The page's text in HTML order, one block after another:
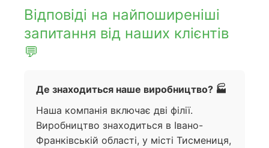
Відповіді на найпоширеніші
запитання від наших клієнтів
💬
Де знаходиться наше виробництво? 🏭
Наша компанія включає дві філії.
Виробництво знаходиться в Івано-
Франківській області, у місті Тисмениця,